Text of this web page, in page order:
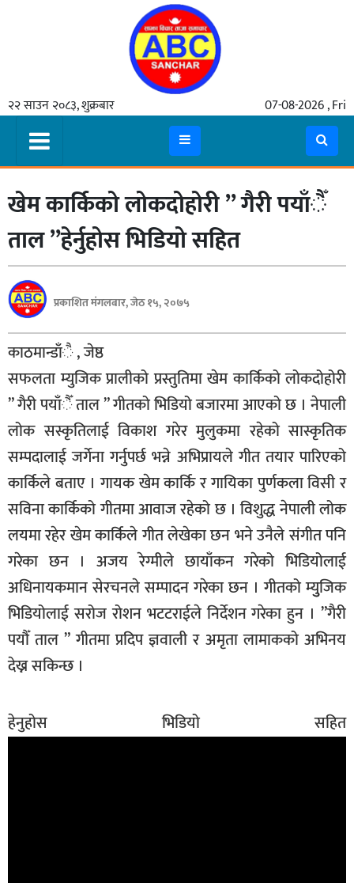
२२ साउन २०८३, शुक्रबार 07-08-2026 , Fri
समाचार
मुख्य
समाचार
कुटनीती
अर्थ
रसरङ्ग
यौन/
स्वास्थ्य
भिडियो
बिशेष
भिडियो
पत्रपत्रिका
खेलकुद
बिश्व
अचम्म
दुनिया
बिचार
कुराकानी
जीवनशैली
सूचना-
खेम कार्किको लोकदोहोरी ” गैरी पयाँैँ
ताल ”हेर्नुहोस भिडियो सहित
प्रकाशित मंगलबार, जेठ १५, २०७५
काठमान्डाँै , जेष्ठ
सफलता म्युजिक प्रालीको प्रस्तुतिमा खेम कार्किको लोकदोहोरी
” गैरी पयाँैँ ताल ” गीतको भिडियो बजारमा आएको छ । नेपाली
लोक सस्कृतिलाई विकाश गरेर मुलुकमा रहेको सास्कृतिक
सम्पदालाई जर्गेना गर्नुपर्छ भन्ने अभिप्रायले गीत तयार पारिएको
कार्किले बताए । गायक खेम कार्कि र गायिका पुर्णकला विसी र
सविना कार्किको गीतमा आवाज रहेको छ । विशुद्ध नेपाली लोक
लयमा रहेर खेम कार्किले गीत लेखेका छन भने उनैले संगीत पनि
गरेका छन । अजय रेग्मीले छायाँकन गरेको भिडियोलाई
अधिनायकमान सेरचनले सम्पादन गरेका छन । गीतको म्युुजिक
भिडियोलाई सरोज रोशन भटटराईले निर्देशन गरेका हुन । ”गैरी
पयौँ ताल ” गीतमा प्रदिप ज्ञवाली र अमृता लामाकको अभिनय
देख्न सकिन्छ ।
हेनुहोस भिडियो सहित